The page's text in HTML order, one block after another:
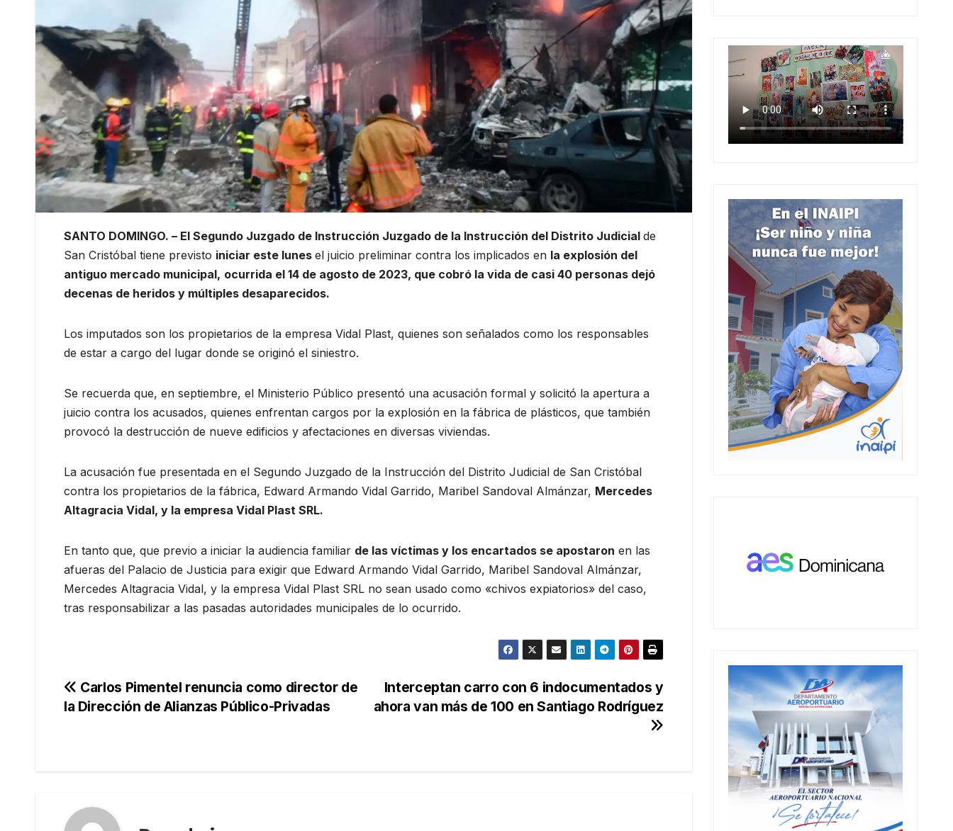
SANTO DOMINGO. – El Segundo Juzgado de Instrucción Juzgado de la Instrucción del Distrito Judicial de
San Cristóbal tiene previsto iniciar este lunes el juicio preliminar contra los implicados en la explosión del
antiguo mercado municipal, ocurrida el 14 de agosto de 2023, que cobró la vida de casi 40 personas dejó
decenas de heridos y múltiples desaparecidos.
Los imputados son los propietarios de la empresa Vidal Plast, quienes son señalados como los responsables
de estar a cargo del lugar donde se originó el siniestro.
Se recuerda que, en septiembre, el Ministerio Público presentó una acusación formal y solicitó la apertura a
juicio contra los acusados, quienes enfrentan cargos por la explosión en la fábrica de plásticos, que también
provocó la destrucción de nueve edificios y afectaciones en diversas viviendas.
La acusación fue presentada en el Segundo Juzgado de la Instrucción del Distrito Judicial de San Cristóbal
contra los propietarios de la fábrica, Edward Armando Vidal Garrido, Maribel Sandoval Almánzar, Mercedes
Altagracia Vidal, y la empresa Vidal Plast SRL.
En tanto que, que previo a iniciar la audiencia familiar de las víctimas y los encartados se apostaron en las
afueras del Palacio de Justicia para exigir que Edward Armando Vidal Garrido, Maribel Sandoval Almánzar,
Mercedes Altagracia Vidal, y la empresa Vidal Plast SRL no sean usado como «chivos expiatorios» del caso,
tras responsabilizar a las pasadas autoridades municipales de lo ocurrido.
Navegación
Interceptan carro con 6 indocumentados y
ahora van más de 100 en Santiago Rodríguez
Carlos Pimentel renuncia como director de
la Dirección de Alianzas Público-Privadas